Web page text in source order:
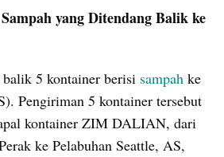
yang Ditendang Balik ke
5 kontainer berisi sampah ke
Pengiriman 5 kontainer tersebut
kontainer ZIM DALIAN, dari
ke Pelabuhan Seattle, AS,